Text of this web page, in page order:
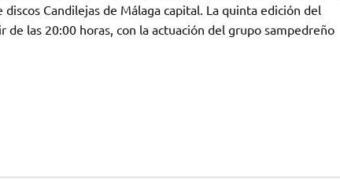
Candilejas de Málaga capital. La quinta edición del
de las 20:00 horas, con la actuación del grupo sampedreño